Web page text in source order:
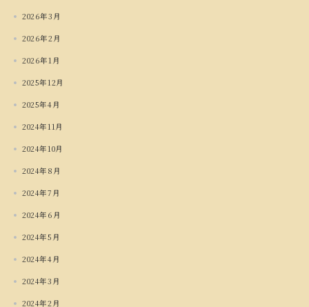
2026年3月
2026年2月
2026年1月
2025年12月
2025年4月
2024年11月
2024年10月
2024年8月
2024年7月
2024年6月
2024年5月
2024年4月
2024年3月
2024年2月